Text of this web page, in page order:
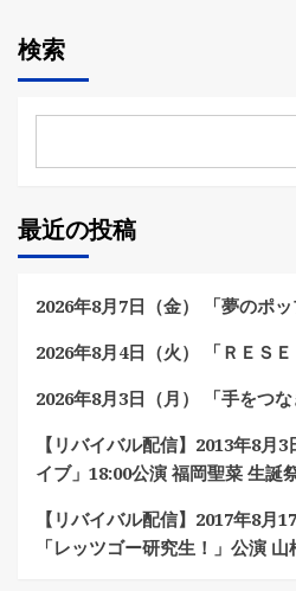
検索
最近の投稿
2026年8月7日（金） 「夢のポ
2026年8月4日（火） 「ＲＥＳ
2026年8月3日（月） 「手をつ
【リバイバル配信】2013年8月
イブ」18:00公演 福岡聖菜 生誕
【リバイバル配信】2017年8月
「レッツゴー研究生！」公演